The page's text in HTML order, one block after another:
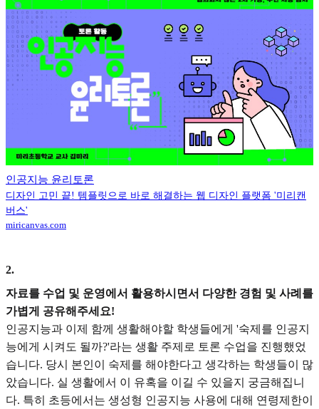
인공지능 윤리토론
디자인 고민 끝! 템플릿으로 바로 해결하는 웹 디자인 플랫폼 '미리캔
버스'
miricanvas.com
2.
자료를 수업 및 운영에서 활용하시면서 다양한 경험 및 사례를
가볍게 공유해주세요!
인공지능과 이제 함께 생활해야할 학생들에게 '숙제를 인공지
능에게 시켜도 될까?'라는 생활 주제로 토론 수업을 진행했었
습니다. 당시 본인이 숙제를 해야한다고 생각하는 학생들이 많
았습니다. 실 생활에서 이 유혹을 이길 수 있을지 궁금해집니
다. 특히 초등에서는 생성형 인공지능 사용에 대해 연령제한이